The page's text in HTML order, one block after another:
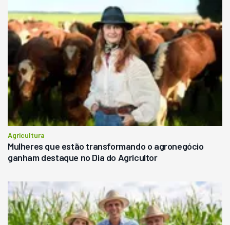
Agricultura
Mulheres que estão transformando o agronegócio
ganham destaque no Dia do Agricultor